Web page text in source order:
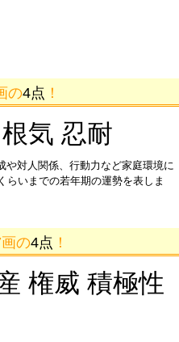
の4点 ！
気 忍耐
や対人関係、行動力など家庭環境に
らいまでの若年期の運勢を表しま
の4点 ！
権威 積極性